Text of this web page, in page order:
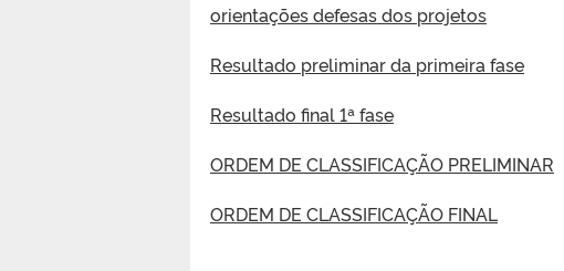
orientações defesas dos projetos
Resultado preliminar da primeira fase
Resultado final 1ª fase
ORDEM DE CLASSIFICAÇÃO PRELIMINAR
ORDEM DE CLASSIFICAÇÃO FINAL